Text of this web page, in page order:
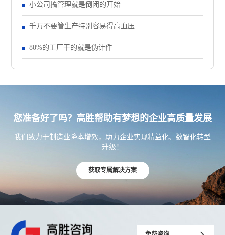
小公司搞管理就是倒闭的开始
千万不要管生产特别容易得高血压
80%的工厂干的就是伪计件
您准备好了吗？高胜帮助有梦想的企业高质量发展
我们致力于制造业降本增效，助力企业实现精益化、数智化转型
升级！
获取专属解决方案